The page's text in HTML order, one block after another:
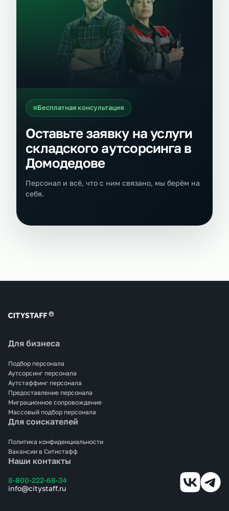
Бесплатная консультация
Оставьте заявку на услуги
складского аутсорсинга в
Домодедове
Персонал и всё, что с ним связано, мы берём на
себя.
Наши контакты
8-800-222-68-34
info@citystaff.ru
Для бизнеса
Подбор персонала
Аутсорсинг персонала
Аутстаффинг персонала
Предоставление персонала
Миграционное сопровождение
Массовый подбор персонала
Для соискателей
Политика конфиденциальности
Вакансии в Ситистафф